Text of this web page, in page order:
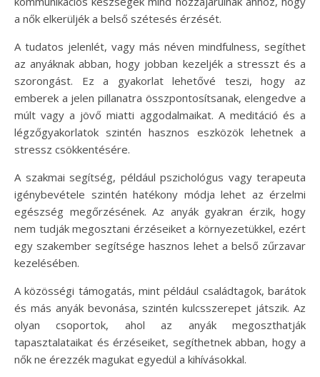
a nők elkerüljék a belső szétesés érzését.
A tudatos jelenlét, vagy más néven mindfulness, segíthet
az anyáknak abban, hogy jobban kezeljék a stresszt és a
szorongást. Ez a gyakorlat lehetővé teszi, hogy az
emberek a jelen pillanatra összpontosítsanak, elengedve a
múlt vagy a jövő miatti aggodalmaikat. A meditáció és a
légzőgyakorlatok szintén hasznos eszközök lehetnek a
stressz csökkentésére.
A szakmai segítség, például pszichológus vagy terapeuta
igénybevétele szintén hatékony módja lehet az érzelmi
egészség megőrzésének. Az anyák gyakran érzik, hogy
nem tudják megosztani érzéseiket a környezetükkel, ezért
egy szakember segítsége hasznos lehet a belső zűrzavar
kezelésében.
A közösségi támogatás, mint például családtagok, barátok
és más anyák bevonása, szintén kulcsszerepet játszik. Az
olyan csoportok, ahol az anyák megoszthatják
tapasztalataikat és érzéseiket, segíthetnek abban, hogy a
nők ne érezzék magukat egyedül a kihívásokkal.